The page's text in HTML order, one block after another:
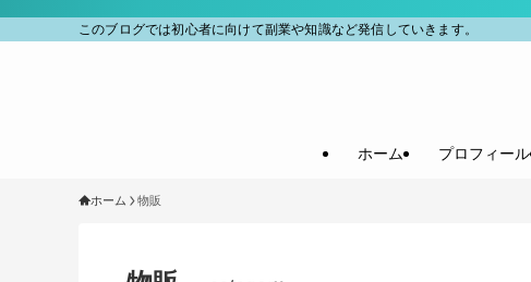
このブログでは初心者に向けて副業や知識など発信していきます。
ホーム プロフィール
ホーム 物販